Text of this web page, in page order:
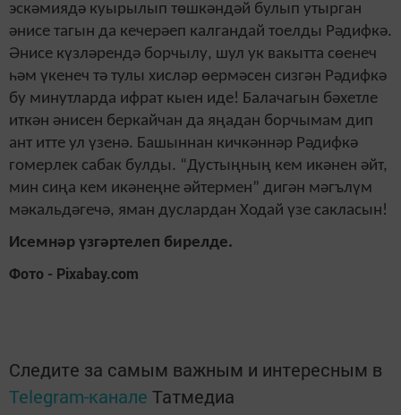
эскәмиядә куырылып төшкәндәй булып утырган
әнисе тагын да кечерәеп калгандай тоелды Рәдифкә.
Әнисе күзләрендә борчылу, шул ук вакытта сөенеч
һәм үкенеч тә тулы хисләр өермәсен сизгән Рәдифкә
бу минутларда ифрат кыен иде! Балачагын бәхетле
иткән әнисен беркайчан да яңадан борчымам дип
ант итте ул үзенә. Башыннан кичкәннәр Рәдифкә
гомерлек сабак булды. “Дустыңның кем икәнен әйт,
мин сиңа кем икәнеңне әйтермен” дигән мәгълүм
мәкальдәгечә, яман дуслардан Ходай үзе сакласын!
Исемнәр үзгәртелеп бирелде.
Фото - Pixabay.com
Следите за самым важным и интересным в
Telegram-канале Татмедиа